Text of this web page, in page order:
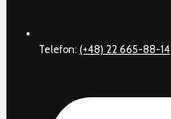
Telefon: (+48) 22 665-88-14